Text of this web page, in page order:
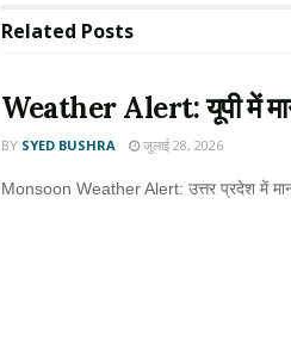
Related Posts
Weather Alert: यूपी में
BY SYED BUSHRA जुलाई 28, 2026
Monsoon Weather Alert: उत्तर प्रदेश में